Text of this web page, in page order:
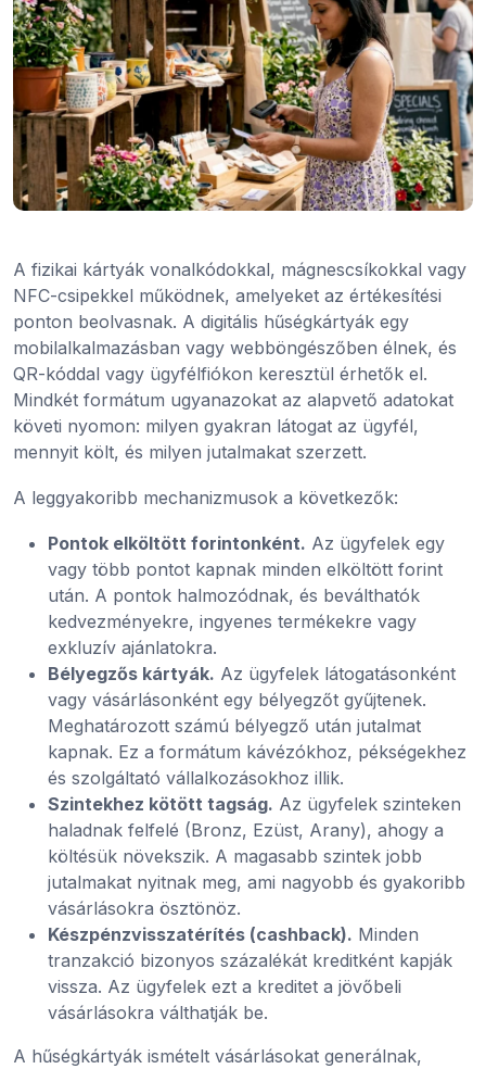
A fizikai kártyák vonalkódokkal, mágnescsíkokkal vagy
NFC-csipekkel működnek, amelyeket az értékesítési
ponton beolvasnak. A digitális hűségkártyák egy
mobilalkalmazásban vagy webböngészőben élnek, és
QR-kóddal vagy ügyfélfiókon keresztül érhetők el.
Mindkét formátum ugyanazokat az alapvető adatokat
követi nyomon: milyen gyakran látogat az ügyfél,
mennyit költ, és milyen jutalmakat szerzett.
A leggyakoribb mechanizmusok a következők:
Pontok elköltött forintonként. Az ügyfelek egy
vagy több pontot kapnak minden elköltött forint
után. A pontok halmozódnak, és beválthatók
kedvezményekre, ingyenes termékekre vagy
exkluzív ajánlatokra.
Bélyegzős kártyák. Az ügyfelek látogatásonként
vagy vásárlásonként egy bélyegzőt gyűjtenek.
Meghatározott számú bélyegző után jutalmat
kapnak. Ez a formátum kávézókhoz, pékségekhez
és szolgáltató vállalkozásokhoz illik.
Szintekhez kötött tagság. Az ügyfelek szinteken
haladnak felfelé (Bronz, Ezüst, Arany), ahogy a
költésük növekszik. A magasabb szintek jobb
jutalmakat nyitnak meg, ami nagyobb és gyakoribb
vásárlásokra ösztönöz.
Készpénzvisszatérítés (cashback). Minden
tranzakció bizonyos százalékát kreditként kapják
vissza. Az ügyfelek ezt a kreditet a jövőbeli
vásárlásokra válthatják be.
A hűségkártyák ismételt vásárlásokat generálnak,